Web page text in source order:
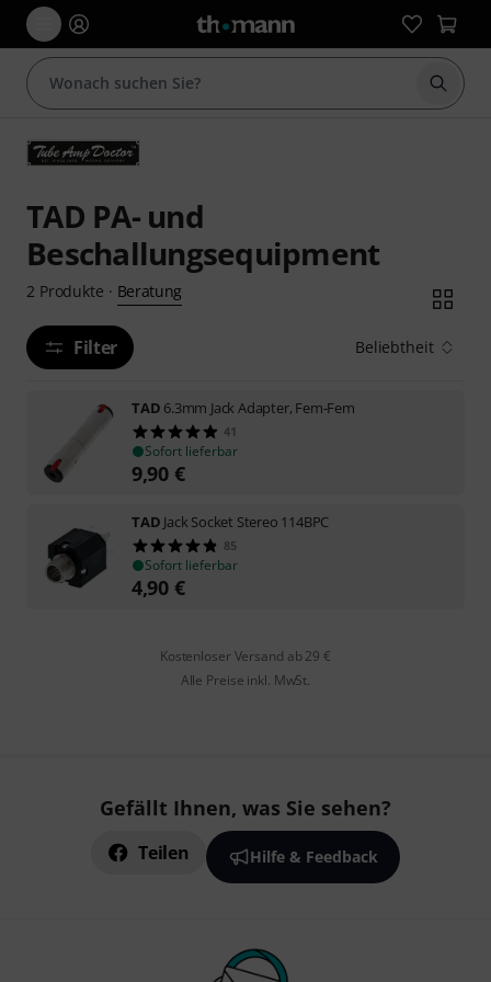
Suche
TAD PA- und
Beschallungsequipment
2 Produkte · Beratung
Filter Beliebtheit
TAD 6.3mm Jack Adapter, Fem-Fem
41
Sofort lieferbar
9,90 €
TAD Jack Socket Stereo 114BPC
85
Sofort lieferbar
4,90 €
Kostenloser Versand ab 29 €
Alle Preise inkl. MwSt.
Gefällt Ihnen, was Sie sehen?
Teilen Hilfe & Feedback